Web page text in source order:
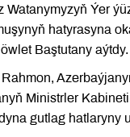
Ýer
hatyrasyna
Baştutany aýtdy.
Ministrler
gutlag hatlaryny